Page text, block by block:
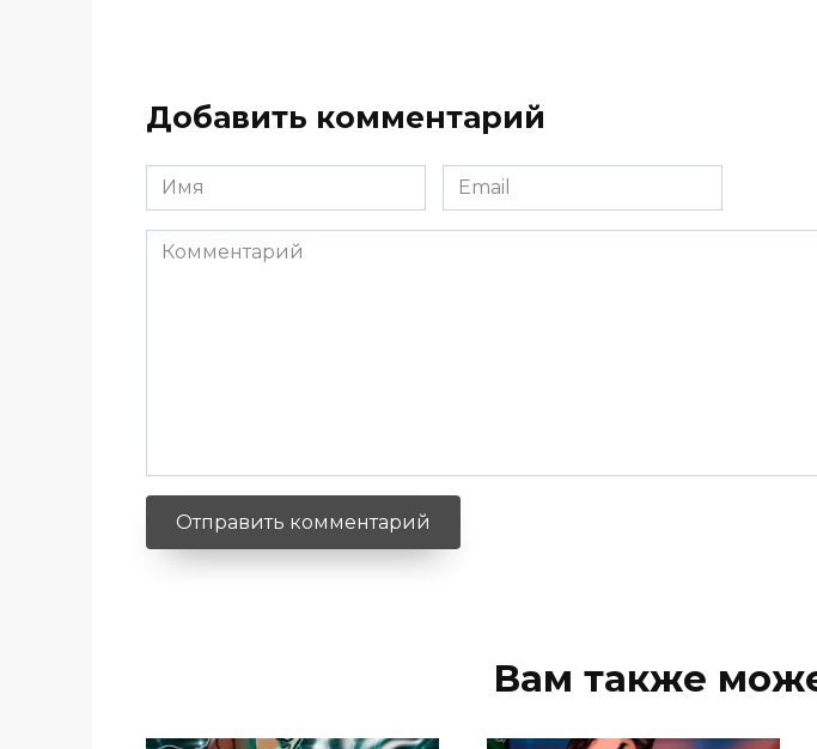
Добавить комментарий
Имя
*
Email
*
Комментарий
Вам также